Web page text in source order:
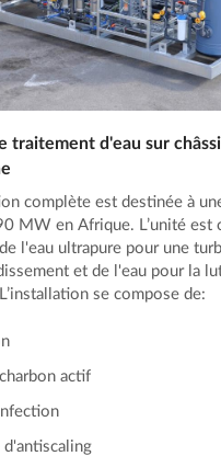
traitement d'eau sur
complète est destinée à
MW en Afrique. L’unité est
l'eau ultrapure pour une
et de l'eau pour la
se compose de:
actif
d'antiscaling